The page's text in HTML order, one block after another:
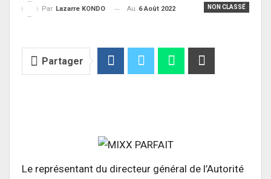
NON CLASSÉ
Par Lazarre KONDO Au 6 Août 2022
Partager
Le représentant du directeur général de l’Autorité